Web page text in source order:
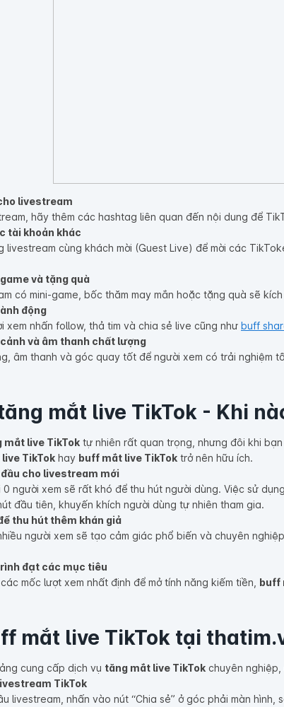
livestream
hãy thêm các hashtag liên quan đến nội dung để
tài khoản khác
livestream cùng khách mời (Guest Live) để mời các
và tặng quà
có mini-game, bốc thăm may mắn hoặc tặng quà sẽ
động
xem nhấn follow, thả tim và chia sẻ live cũng như buff
và âm thanh chất lượng
âm thanh và góc quay tốt để người xem có trải nghiệm
mắt live TikTok - Khi
mắt live TikTok tự nhiên rất quan trọng, nhưng đôi khi
TikTok hay buff mắt live TikTok trở nên hữu ích.
cho livestream mới
người xem sẽ rất khó để thu hút người dùng. Việc sử
đầu tiên, khuyến khích người dùng tự nhiên tham gia.
thu hút thêm khán giả
người xem sẽ tạo cảm giác phổ biến và chuyên
đạt các mục tiêu
mốc lượt xem nhất định để mở tính năng kiếm tiền, buff
mắt live TikTok tại
cung cấp dịch vụ tăng mắt live TikTok chuyên
TikTok
livestream, nhấn vào nút “Chia sẻ” ở góc phải màn